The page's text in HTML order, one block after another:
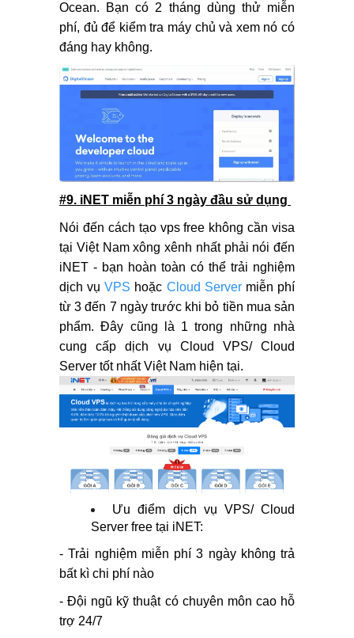
Ocean. Bạn có 2 tháng dùng thử miễn
phí, đủ để kiểm tra máy chủ và xem nó có
đáng hay không.
#9. iNET miễn phí 3 ngày đầu sử dụng
Nói đến cách tạo vps free không cần visa
tại Việt Nam xông xênh nhất phải nói đến
iNET - bạn hoàn toàn có thể trải nghiệm
dịch vụVPS hoặc Cloud Servermiễn phí
từ 3 đến 7 ngày trước khi bỏ tiền mua sản
phẩm. Đây cũng là 1 trong những nhà
cung cấp dịch vụ Cloud VPS/ Cloud
Server tốt nhất Việt Nam hiện tại.
Ưu điểm dịch vụ VPS/ Cloud
Server free tại iNET:
- Trải nghiệm miễn phí 3 ngày không trả
bất kì chi phí nào
- Đội ngũ kỹ thuật có chuyên môn cao hỗ
trợ 24/7